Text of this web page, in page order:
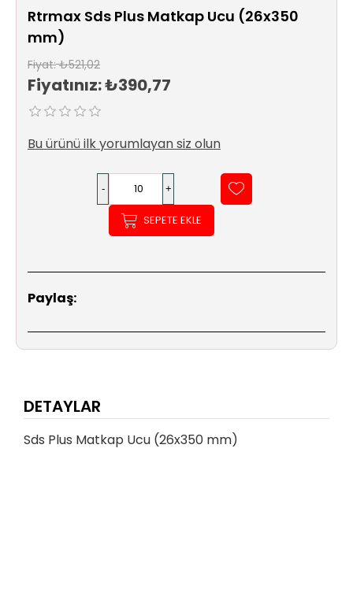
Sıhhi
Tesisat
Sistemleri
Ürün
Katalog/Liste
Fiyatları
Rtrmax Sds Plus Matkap Ucu (26x350
mm)
Fiyat: ₺521,02
Fiyatınız:₺390,77
Bu ürünü ilk yorumlayan siz olun
SEPETE EKLE
Paylaş:
DETAYLAR
Sds Plus Matkap Ucu (26x350 mm)